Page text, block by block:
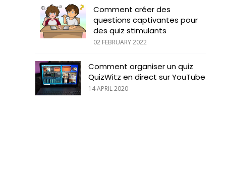
Comment créer des
questions captivantes pour
des quiz stimulants
02 FEBRUARY 2022
Comment organiser un quiz
QuizWitz en direct sur YouTube
14 APRIL 2020